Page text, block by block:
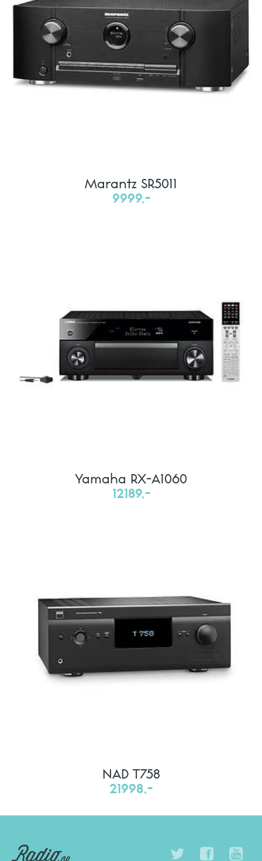
Marantz SR5011
9999,-
Yamaha RX-A1060
12189,-
NAD T758
21998,-